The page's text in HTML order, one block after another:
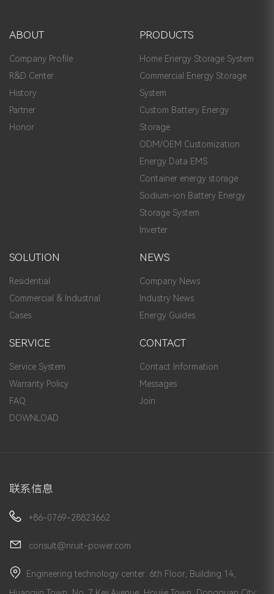
ABOUT
Company Profile
R&D Center
History
Partner
Honor
PRODUCTS
Home Energy Storage System
Commercial Energy Storage
System
Custom Battery Energy
Storage
ODM/OEM Customization
Energy Data EMS
Container energy storage
Sodium-ion Battery Energy
Storage System
Inverter
SOLUTION
Residential
Commercial & Industrial
Cases
NEWS
Company News
Industry News
Energy Guides
SERVICE
Service System
Warranty Policy
FAQ
DOWNLOAD
CONTACT
Contact Information
Messages
Join
联系信息
+86-0769-28823662
consult@nruit-power.com
Engineering technology center: 6th Floor, Building 14,